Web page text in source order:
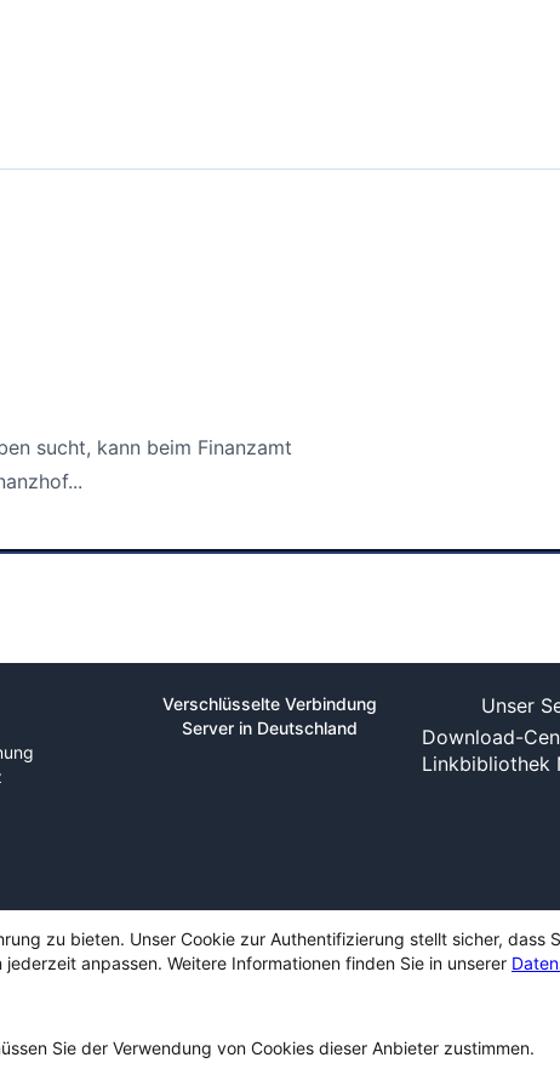
sucht, kann beim Finanzamt
Verschlüsselte Verbindung
Server in Deutschland
Unser
Download-
Linkbibliothek
zu bieten. Unser Cookie zur Authentifizierung stellt sicher,
anpassen. Weitere Informationen finden Sie in unserer
Sie der Verwendung von Cookies dieser Anbieter zustimmen.